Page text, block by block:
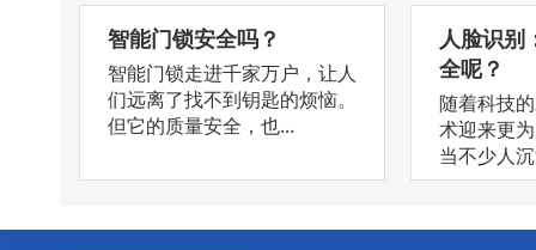
智能门锁安全吗？
智能门锁走进千家万户，让人
们远离了找不到钥匙的烦恼。
但它的质量安全，也...
人脸识别
全呢？
随着科技
术迎来更
当不少人